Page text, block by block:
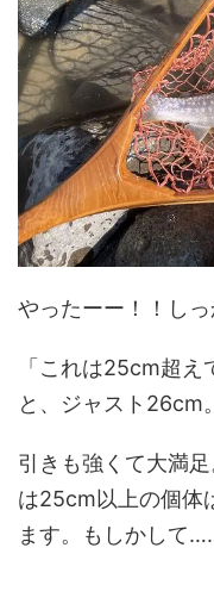
やったーー！！し
「これは25cm超
と、ジャスト26cm。
引きも強くて大満
は25cm以上の個体
ます。もしかして